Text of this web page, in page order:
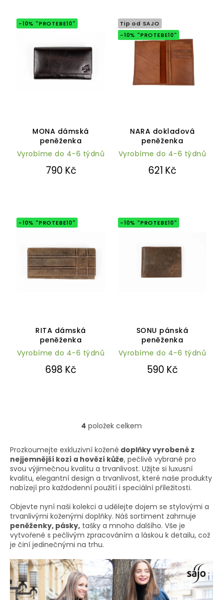
-10% "PROTEBE10"
MONA dámská
peněženka
hodnocení
produktu
je
4,9
5
Vyrobíme do 4-6 týdnů
790 Kč
Tip od SAJO
-10% "PROTEBE10"
NARA dokladová
peněženka
Vyrobíme do 4-6 týdnů
621 Kč
-10% "PROTEBE10"
RITA dámská
peněženka
hodnocení
produktu
je
5,0
5
Vyrobíme do 4-6 týdnů
698 Kč
-10% "PROTEBE10"
SONU pánská
peněženka
hodnocení
produktu
je
5,0
5
Vyrobíme do 4-6 týdnů
590 Kč
O
l
á
d
a
c
p
r
v
k
ý
p
i
s
4 položek celkem
Prozkoumejte exkluzivní kožené doplňky vyrobené z
nejjemnější kozí a hovězí kůže, pečlivě vybrané pro
svou výjimečnou kvalitu a trvanlivost. Užijte si luxusní
kvalitu, elegantní design a trvanlivost, které naše produkty
nabízejí pro každodenní použití i speciální příležitosti.
Objevte nyní naši kolekci a udělejte dojem se stylovými a
trvanlivými koženými doplňky. Náš sortiment zahrnuje
peněženky, pásky, tašky a mnoho dalšího. Vše je
vytvořené s pečlivým zpracováním a láskou k detailu, což
je činí jedinečnými na trhu.